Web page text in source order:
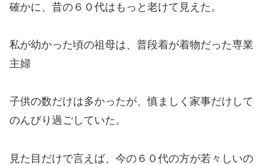
確かに、昔の６０代はもっと老けて見えた。
私が幼かった頃の祖母は、普段着が着物だった専業
主婦
子供の数だけは多かったが、慎ましく家事だけして
のんびり過ごしていた。
見た目だけで言えば、今の６０代の方が若々しいの